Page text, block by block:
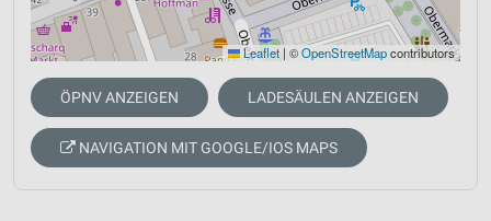
Leaflet | ©OpenStreetMapcontributors
ÖPNV ANZEIGEN LADESÄULEN ANZEIGEN
NAVIGATION MIT GOOGLE/IOS MAPS